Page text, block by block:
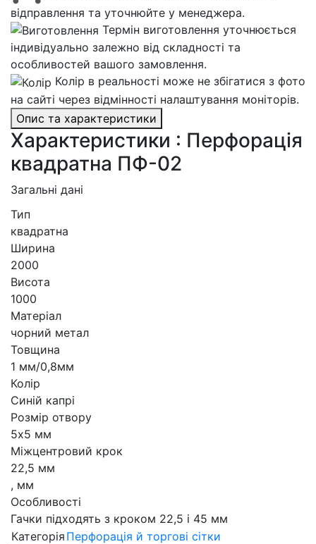
відправлення та уточнюйте у менеджера.
Термін виготовлення уточнюється
індивідуально залежно від складності та
особливостей вашого замовлення.
Колір в реальності може не збігатися з фото
на сайті через відмінності налаштування моніторів.
Опис та характеристики
Характеристики : Перфорація
квадратна ПФ-02
Загальні дані
Тип
квадратна
Ширина
2000
Висота
1000
Матеріал
чорний метал
Товщина
1 мм/0,8мм
Колір
Синій капрі
Розмір отвору
5х5 мм
Міжцентровий крок
22,5 мм
, мм
Особливості
Гачки підходять з кроком 22,5 і 45 мм
Категорія Перфорація й торгові сітки